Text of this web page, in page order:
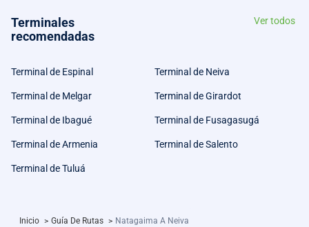
Terminales
recomendadas
Ver todos
Terminal de Espinal Terminal de Neiva
Terminal de Melgar Terminal de Girardot
Terminal de Ibagué Terminal de Fusagasugá
Terminal de Armenia Terminal de Salento
Terminal de Tuluá
Inicio > Guía De Rutas > Natagaima A Neiva